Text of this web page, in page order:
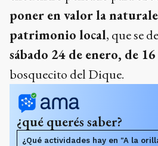
poner en valor la
patrimonio local, que se
sábado 24 de enero, de
bosquecito del Dique.
¿qué querés saber?
¿Qué actividades hay en "A la